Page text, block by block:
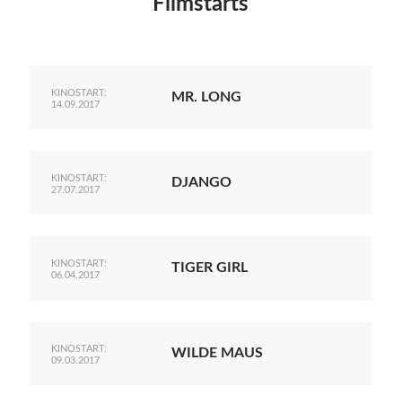
Filmstarts
KINOSTART:
14.09.2017
MR. LONG
KINOSTART:
27.07.2017
DJANGO
KINOSTART:
06.04.2017
TIGER GIRL
KINOSTART:
09.03.2017
WILDE MAUS